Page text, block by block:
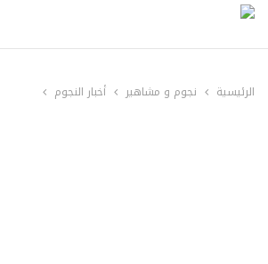
الرئيسية نجوم و مشاهير أخبار النجوم